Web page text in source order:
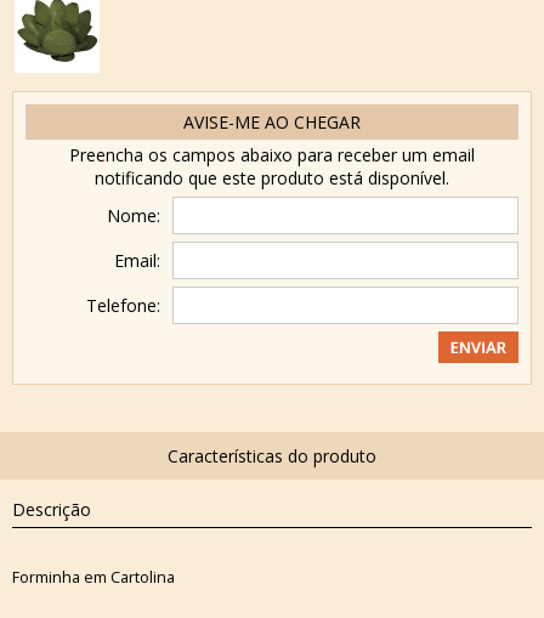
AVISE-ME AO CHEGAR
Preencha os campos abaixo para receber um email
notificando que este produto está disponível.
Nome:
Email:
Telefone:
Descrição
Forminha em Cartolina